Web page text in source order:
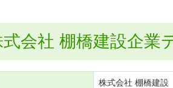
会社 棚橋建設企業
株式会社 棚橋建設